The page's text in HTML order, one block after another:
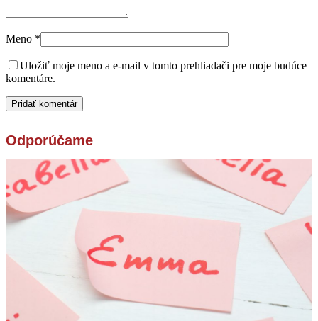
Meno *
Uložiť moje meno a e-mail v tomto prehliadači pre moje budúce
komentáre.
Odporúčame